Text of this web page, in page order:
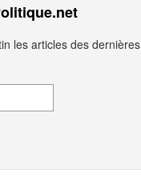
les articles des dernières